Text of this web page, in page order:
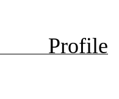
Profile